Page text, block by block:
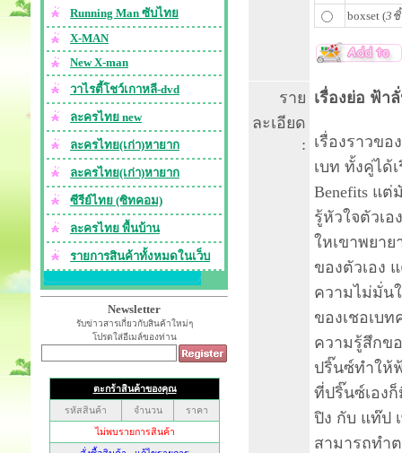
Running Man ซับไทย
X-MAN
New X-man
วาไรตี้โชว์เกาหลี-dvd
ละครไทย new
ละครไทย(เก่า)หายาก
ละครไทย(เก่า)หายาก
ซีรีย์ไทย (ซิทคอม)
ละครไทย พื้นบ้าน
รายการสินค้าทั้งหมดในเว็บ
Newsletter
รับข่าวสารเกี่ยวกับสินค้าใหม่ๆ
โปรดใส่อีเมล์ของท่าน
boxset (3
ราย
ละเอียด
:
เรื่องย่อ ฟ้า
เรื่องราวข
เบท ทั้งคู่ได้
Benefits แ
รู้หัวใจตัวเ
ใหเขาพยา
ของตัวเอง
ความไม่มั่น
ของเชอเบ
ความรู้สึกข
ปริ๊นซ์ทำให้
ที่ปริ๊นซ์เอง
ปิง กับ แท๊ป
สามารถทำ